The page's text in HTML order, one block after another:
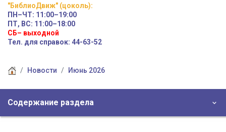
"БиблиоДвиж" (цоколь):
ПН–ЧТ: 11:00–19:00
ПТ, ВС: 11:00–18:00
СБ– выходной
Тел. для справок: 44-63-52
Новости Июнь 2026
Содержание раздела